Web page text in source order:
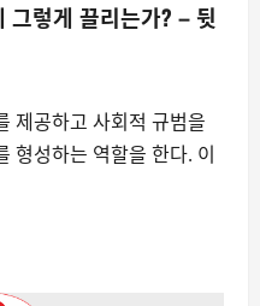
그렇게 끌리는가? – 뒷
제공하고 사회적 규범을
형성하는 역할을 한다. 이